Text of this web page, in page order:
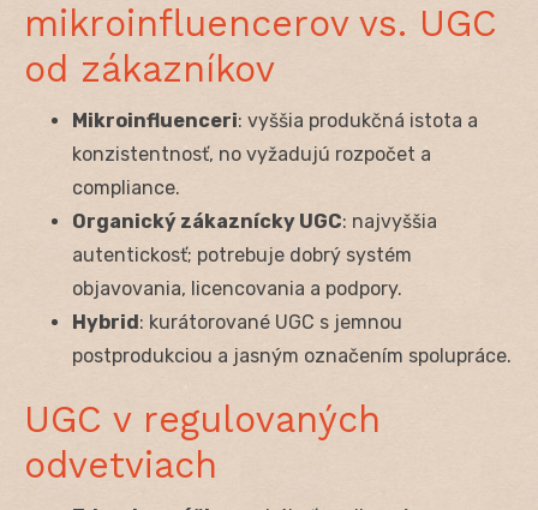
mikroinfluencerov vs. UGC
od zákazníkov
Mikroinfluenceri: vyššia produkčná istota a
konzistentnosť, no vyžadujú rozpočet a
compliance.
Organický zákaznícky UGC: najvyššia
autentickosť; potrebuje dobrý systém
objavovania, licencovania a podpory.
Hybrid: kurátorované UGC s jemnou
postprodukciou a jasným označením spolupráce.
UGC v regulovaných
odvetviach